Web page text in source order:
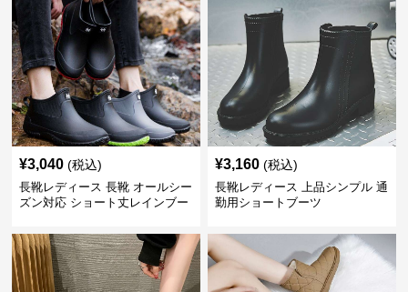
¥3,040 (税込)
長靴レディース 長靴 オールシー
ズン対応 ショート丈レインブー
¥3,160 (税込)
長靴レディース 上品シンプル 通
勤用ショートブーツ